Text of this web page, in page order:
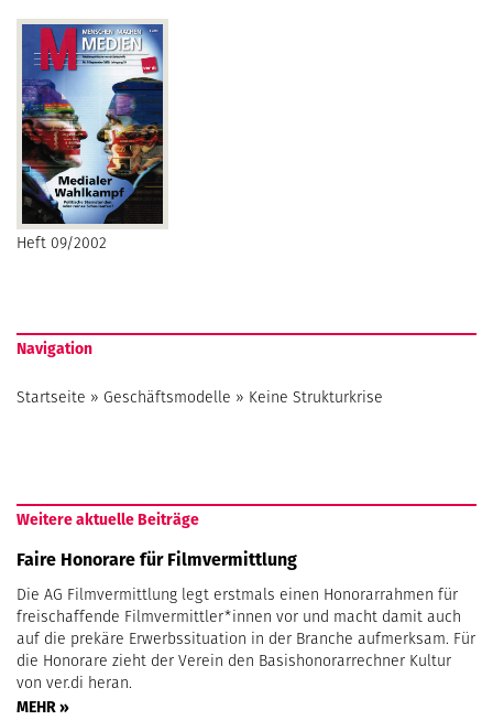
Heft 09/2002
Navigation
Startseite » Geschäftsmodelle » Keine Strukturkrise
Weitere aktuelle Beiträge
Faire Honorare für Filmvermittlung
Die AG Filmvermittlung legt erstmals einen Honorarrahmen für
freischaffende Filmvermittler*innen vor und macht damit auch
auf die prekäre Erwerbssituation in der Branche aufmerksam. Für
die Honorare zieht der Verein den Basishonorarrechner Kultur
von ver.di heran.
MEHR »